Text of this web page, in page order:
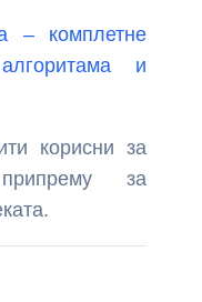
– комплетне
и
корисни за
за